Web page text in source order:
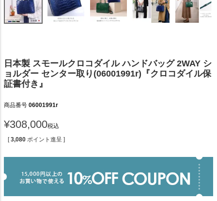
日本製 スモールクロコダイル ハンドバッグ 2WAY シ
ョルダー センター取り(06001991r)『クロコダイル保
証書付き』
商品番号 06001991r
¥308,000税込
[ 3,080 ポイント進呈 ]